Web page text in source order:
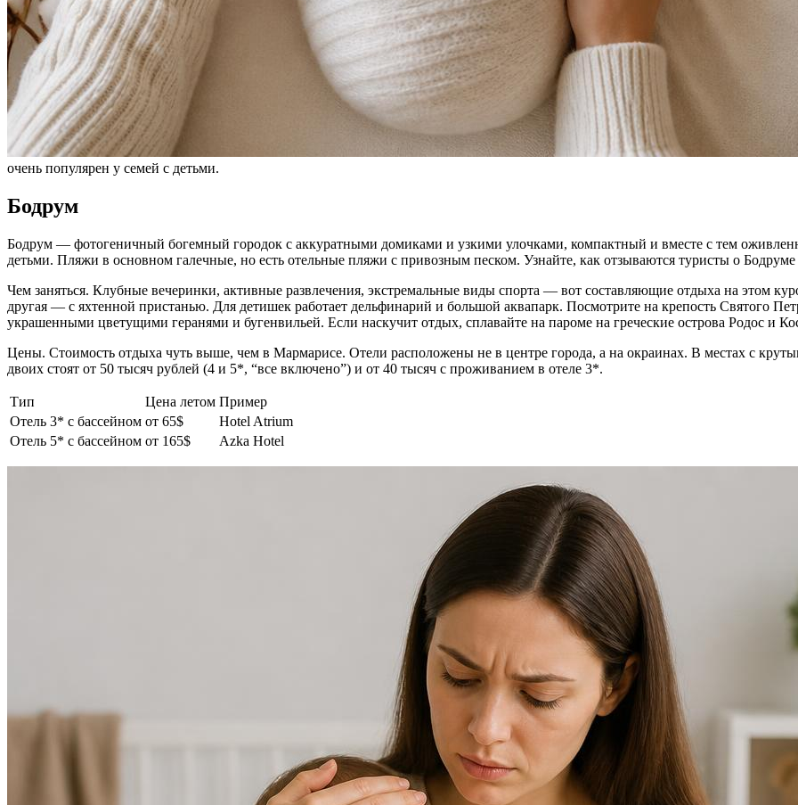
очень популярен у семей с детьми.
Бодрум
Бодрум — фотогеничный богемный городок с аккуратными домиками и узкими улочками, компактный и вместе с тем
детьми. Пляжи в основном галечные, но есть отельные пляжи с привозным песком. Узнайте, как отзываются туристы о
Чем заняться. Клубные вечеринки, активные развлечения, экстремальные виды спорта — вот составляющие отдыха на этом
другая — с яхтенной пристанью. Для детишек работает дельфинарий и большой аквапарк. Посмотрите на крепость Святого
украшенными цветущими геранями и бугенвильей. Если наскучит отдых, сплавайте на пароме на греческие острова Родос и
Цены. Стоимость отдыха чуть выше, чем в Мармарисе. Отели расположены не в центре города, а на окраинах. В местах с
двоих стоят от 50 тысяч рублей (4 и 5*, “все включено”) и от 40 тысяч с проживанием в отеле 3*.
Тип Цена летом Пример
Отель 3* с бассейном от 65$
Hotel Atrium
Отель 5* с бассейном от 165$ Azka Hotel